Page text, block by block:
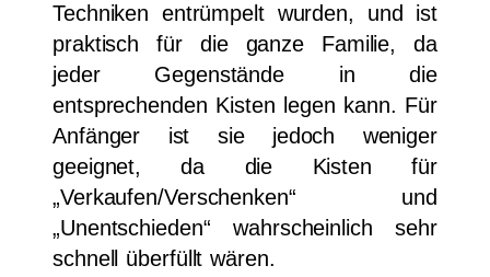
Techniken entrümpelt wurden, und ist
praktisch für die ganze Familie, da
jeder Gegenstände in die
entsprechenden Kisten legen kann. Für
Anfänger ist sie jedoch weniger
geeignet, da die Kisten für
„Verkaufen/Verschenken“ und
„Unentschieden“ wahrscheinlich sehr
schnell überfüllt wären.